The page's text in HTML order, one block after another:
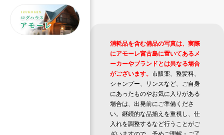
消耗品を含む備品の写真は、実際
にアモーレ宮古島に置いてあるメ
ーカーやブランドとは異なる場合
がございます。 市販薬、整髪料、
シャンプー、リンスなど、ご自身
にあったものやお気に入りがある
場合は、出発前にご準備くださ
い。継続的な品揃えを重視し、仕
入れを調整するなど行うことがご